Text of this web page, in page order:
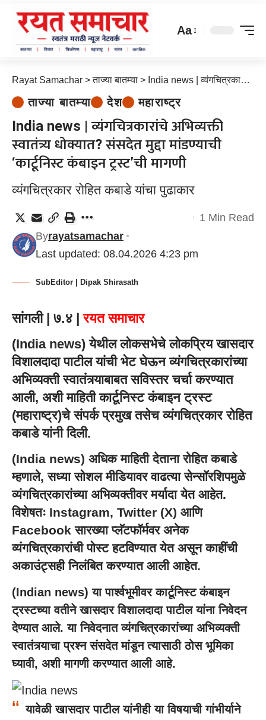
Aa
Rayat Samachar >ताज्या बातम्या > India news | व्यंगचित्रकारांचे अभिव्यक्ती स्वातंत्र्य धोक्यात? संसदेत मुद्दा मांडण्याची ‘कार्टूनिस्ट कंबाइन ट्रस्ट’ची मागणी
ताज्या बातम्या देश महाराष्ट्र
India news | व्यंगचित्रकारांचे अभिव्यक्ती
स्वातंत्र्य धोक्यात? संसदेत मुद्दा मांडण्याची
‘कार्टूनिस्ट कंबाइन ट्रस्ट’ची मागणी
व्यंगचित्रकार रोहित कबाडे यांचा पुढाकार
Last updated: 08.04.2026 4:23 pm
Byrayatsamachar
1 Min Read
SubEditor | Dipak Shirasath
सांगली | ७.४ |रयत समाचार
(India news) येथील लोकसभेचे लोकप्रिय खासदार
विशालदादा पाटील यांची भेट घेऊन व्यंगचित्रकारांच्या
अभिव्यक्ती स्वातंत्र्याबाबत सविस्तर चर्चा करण्यात
आली, अशी माहिती कार्टूनिस्ट कंबाइन ट्रस्ट
(महाराष्ट्र)चे संपर्क प्रमुख तसेच व्यंगचित्रकार रोहित
कबाडे यांनी दिली.
(India news) अधिक माहिती देताना रोहित कबाडे
म्हणाले, सध्या सोशल मीडियावर वाढत्या सेन्सॉरशिपमुळे
व्यंगचित्रकारांच्या अभिव्यक्तीवर मर्यादा येत आहेत.
विशेषतः Instagram, Twitter (X) आणि
Facebook सारख्या प्लॅटफॉर्मवर अनेक
व्यंगचित्रकारांची पोस्ट हटविण्यात येत असून काहींची
अकाउंट्सही निलंबित करण्यात आली आहेत.
(Indian news) या पार्श्वभूमीवर कार्टूनिस्ट कंबाइन
ट्रस्टच्या वतीने खासदार विशालदादा पाटील यांना निवेदन
देण्यात आले. या निवेदनात व्यंगचित्रकारांच्या अभिव्यक्ती
स्वातंत्र्याचा प्रश्न संसदेत मांडून त्यासाठी ठोस भूमिका
घ्यावी, अशी मागणी करण्यात आली आहे.
यावेळी खासदार पाटील यांनीही या विषयाची गांभीर्याने